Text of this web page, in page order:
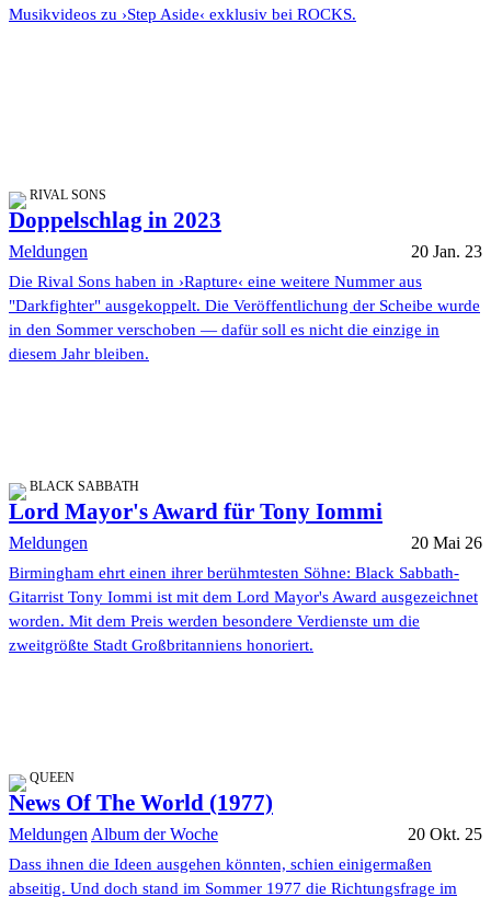
Musikvideos zu ›Step Aside‹ exklusiv bei ROCKS.
RIVAL SONS
Doppelschlag in 2023
Meldungen 20 Jan. 23
Die Rival Sons haben in ›Rapture‹ eine weitere Nummer aus
"Darkfighter" ausgekoppelt. Die Veröffentlichung der Scheibe wurde
in den Sommer verschoben — dafür soll es nicht die einzige in
diesem Jahr bleiben.
BLACK SABBATH
Lord Mayor's Award für Tony Iommi
Meldungen 20 Mai 26
Birmingham ehrt einen ihrer berühmtesten Söhne: Black Sabbath-
Gitarrist Tony Iommi ist mit dem Lord Mayor's Award ausgezeichnet
worden. Mit dem Preis werden besondere Verdienste um die
zweitgrößte Stadt Großbritanniens honoriert.
QUEEN
News Of The World (1977)
Meldungen Album der Woche 20 Okt. 25
Dass ihnen die Ideen ausgehen könnten, schien einigermaßen
abseitig. Und doch stand im Sommer 1977 die Richtungsfrage im